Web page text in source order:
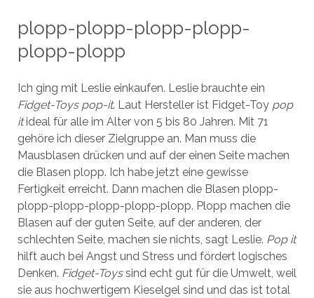
plopp-plopp-plopp-plopp-
plopp-plopp
Ich ging mit Leslie einkaufen. Leslie brauchte ein
Fidget-Toys pop-it. Laut Hersteller ist Fidget-Toypop
itideal für alle im Alter von 5 bis 80 Jahren. Mit 71
gehöre ich dieser Zielgruppe an. Man muss die
Mausblasen drücken und auf der einen Seite machen
die Blasen plopp. Ich habe jetzt eine gewisse
Fertigkeit erreicht. Dann machen die Blasen plopp-
plopp-plopp-plopp-plopp-plopp. Plopp machen die
Blasen auf der guten Seite, auf der anderen, der
schlechten Seite, machen sie nichts, sagt Leslie. Pop it
hilft auch bei Angst und Stress und fördert logisches
Denken. Fidget-Toyssind echt gut für die Umwelt, weil
sie aus hochwertigem Kieselgel sind und das ist total